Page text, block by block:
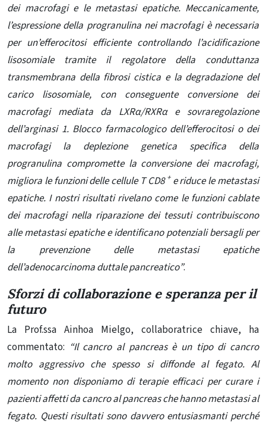
dei macrofagi e le metastasi epatiche. Meccanicamente,
l’espressione della progranulina nei macrofagi è necessaria
per un’efferocitosi efficiente controllando l’acidificazione
lisosomiale tramite il regolatore della conduttanza
transmembrana della fibrosi cistica e la degradazione del
carico lisosomiale, con conseguente conversione dei
macrofagi mediata da LXRα/RXRα e sovraregolazione
dell’arginasi 1. Blocco farmacologico dell’efferocitosi o dei
macrofagi la deplezione genetica specifica della
progranulina compromette la conversione dei macrofagi,
migliora le funzioni delle cellule T CD8+e riduce le metastasi
epatiche. I nostri risultati rivelano come le funzioni cablate
dei macrofagi nella riparazione dei tessuti contribuiscono
alle metastasi epatiche e identificano potenziali bersagli per
la prevenzione delle metastasi epatiche
dell’adenocarcinoma duttale pancreatico”.
Sforzi di collaborazione e speranza per il
futuro
La Prof.ssa Ainhoa ​​Mielgo, collaboratrice chiave, ha
commentato: “Il cancro al pancreas è un tipo di cancro
molto aggressivo che spesso si diffonde al fegato. Al
momento non disponiamo di terapie efficaci per curare i
pazienti affetti da cancro al pancreas che hanno metastasi al
fegato. Questi risultati sono davvero entusiasmanti perché